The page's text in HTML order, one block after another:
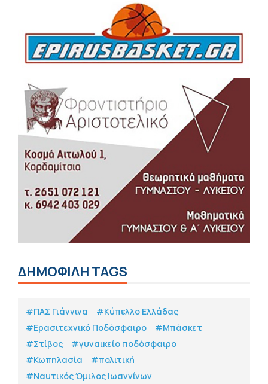
ΔΗΜΟΦΙΛΗ TAGS
#ΠΑΣ Γιάννινα
#Κύπελλο Ελλάδας
#Eρασιτεχνικό Ποδόσφαιρο
#Μπάσκετ
#Στίβος
#γυναικείο ποδόσφαιρο
#Κωπηλασία
#πολιτική
#Ναυτικός Όμιλος Ιωαννίνων